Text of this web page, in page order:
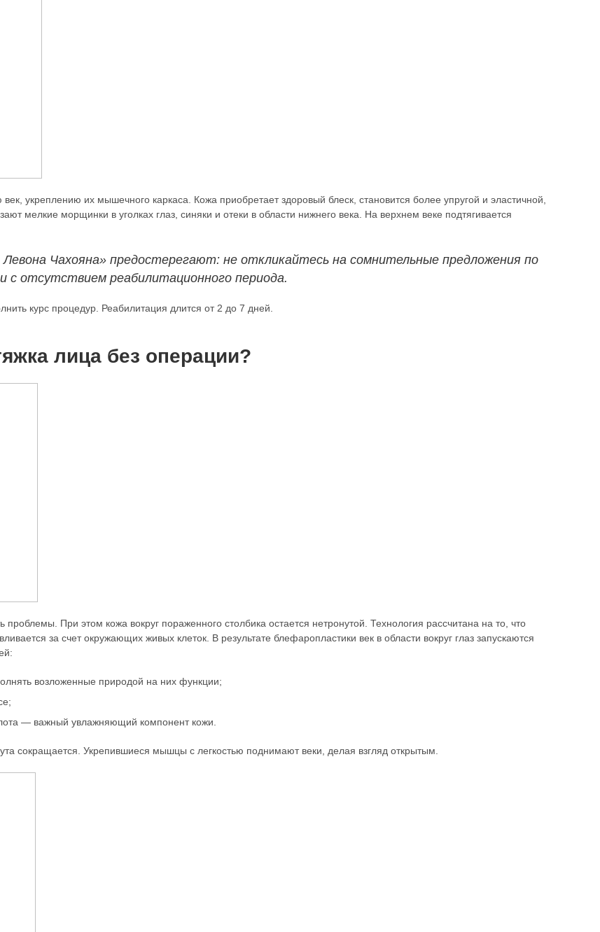
укреплению их мышечного каркаса. Кожа приобретает здоровый блеск, становится более упругой и эластичной,
мелкие морщинки в уголках глаз, синяки и отеки в области нижнего века. На верхнем веке подтягивается
Чахояна» предостерегают: не откликайтесь на сомнительные предложения по
с отсутствием реабилитационного периода.
курс процедур. Реабилитация длится от 2 до 7 дней.
лица без операции?
При этом кожа вокруг пораженного столбика остается нетронутой. Технология рассчитана на то, что
за счет окружающих живых клеток. В результате блефаропластики век в области вокруг глаз запускаются
возложенные природой на них функции;
— важный увлажняющий компонент кожи.
сокращается. Укрепившиеся мышцы с легкостью поднимают веки, делая взгляд открытым.